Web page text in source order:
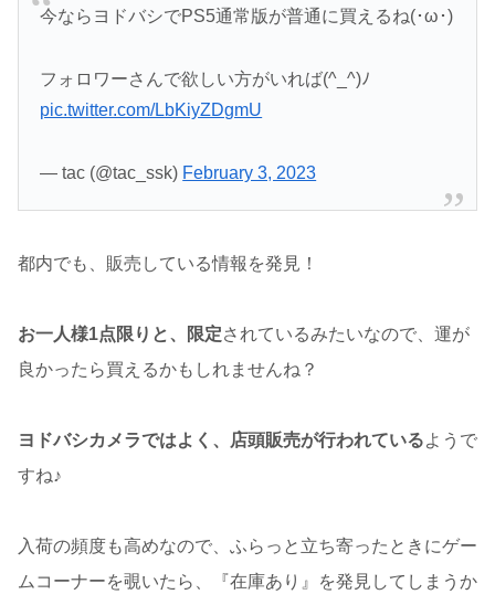
今ならヨドバシでPS5通常版が普通に買えるね(･ω･)
フォロワーさんで欲しい方がいれば(^_^)ﾉ
pic.twitter.com/LbKiyZDgmU
— tac (@tac_ssk) February 3, 2023
都内でも、販売している情報を発見！
お一人様1点限りと、限定されているみたいなので、運が
良かったら買えるかもしれませんね？
ヨドバシカメラではよく、店頭販売が行われているようで
すね♪
入荷の頻度も高めなので、ふらっと立ち寄ったときにゲー
ムコーナーを覗いたら、『在庫あり』を発見してしまうか